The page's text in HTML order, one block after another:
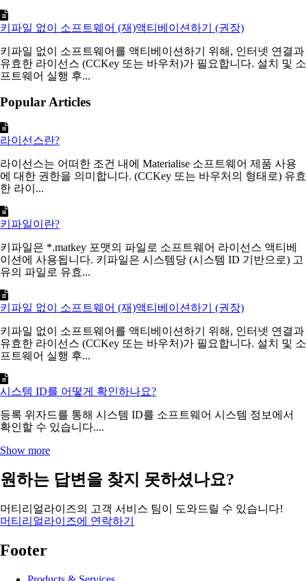
키파일 없이 소프트웨어 (재)액티베이션하기 (권장)
키파일 없이 소프트웨어를 액티베이션하기 위해, 인터넷 연결과
유효한 라이선스 (CCKey 또는 바우처)가 필요합니다. 설치 및 소
프트웨어 실행 후...
Popular Articles
라이선스란?
라이선스는 어떠한 조건 내에 Materialise 소프트웨어 제품 사용
에 대한 권한을 의미합니다. (CCKey 또는 바우처의 형태로) 유효
한 라이...
키파일이란?
키파일은 *.matkey 포맷의 파일로 소프트웨어 라이선스 액티베
이션에 사용됩니다. 키파일은 시스템당 (시스템 ID 기반으로) 고
유의 파일로 유효...
키파일 없이 소프트웨어 (재)액티베이션하기 (권장)
키파일 없이 소프트웨어를 액티베이션하기 위해, 인터넷 연결과
유효한 라이선스 (CCKey 또는 바우처)가 필요합니다. 설치 및 소
프트웨어 실행 후...
시스템 ID를 어떻게 확인하나요?
등록 위자드를 통해 시스템 ID를 소프트웨어 시스템 정보에서
확인할 수 있습니다....
Show more
원하는 답변을 찾지 못하셨나요?
머티리얼라이즈의 고객 서비스 팀이 도와드릴 수 있습니다!
머티리얼라이즈에 연락하기
Footer